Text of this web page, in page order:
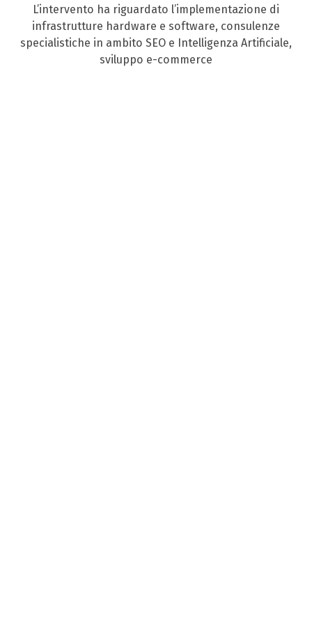
L’intervento ha riguardato l’implementazione di
infrastrutture hardware e software, consulenze
specialistiche in ambito SEO e Intelligenza Artificiale,
sviluppo e-commerce